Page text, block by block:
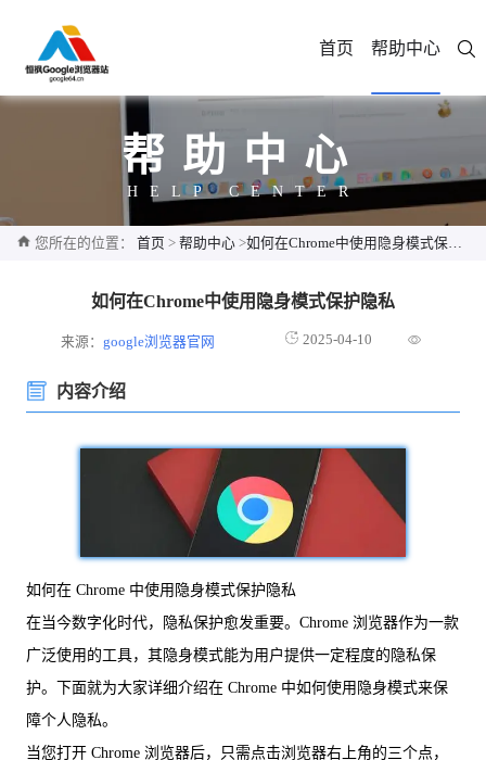
首页 帮助中心
帮助中心
HELP CENTER
您所在的位置： 首页 > 帮助中心 >如何在Chrome中使用隐身模式保护隐私
如何在Chrome中使用隐身模式保护隐私
来源：google浏览器官网 2025-04-10
内容介绍
如何在 Chrome 中使用隐身模式保护隐私
在当今数字化时代，隐私保护愈发重要。Chrome 浏览器作为一款
广泛使用的工具，其隐身模式能为用户提供一定程度的隐私保
护。下面就为大家详细介绍在 Chrome 中如何使用隐身模式来保
障个人隐私。
当您打开 Chrome 浏览器后，只需点击浏览器右上角的三个点，